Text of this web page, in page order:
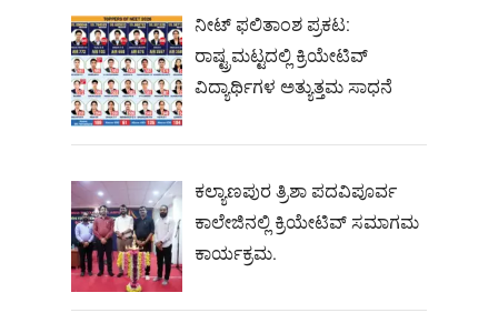
ನೀಟ್‌ ಫಲಿತಾಂಶ ಪ್ರಕಟ:
ರಾಷ್ಟ್ರಮಟ್ಟದಲ್ಲಿ ಕ್ರಿಯೇಟಿವ್‌
ವಿದ್ಯಾರ್ಥಿಗಳ ಅತ್ಯುತ್ತಮ ಸಾಧನೆ
ಕಲ್ಯಾಣಪುರ ತ್ರಿಶಾ ಪದವಿಪೂರ್ವ
ಕಾಲೇಜಿನಲ್ಲಿ ಕ್ರಿಯೇಟಿವ್ ಸಮಾಗಮ
ಕಾರ್ಯಕ್ರಮ.